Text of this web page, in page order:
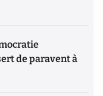
de paravent à